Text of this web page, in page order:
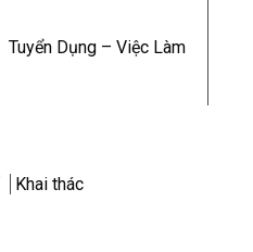
Tuyển Dụng – Việc Làm
Khai thác